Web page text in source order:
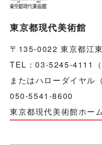
東京都現代美術館
〒135-0022 東京都江
TEL：03-5245-4111（
またはハローダイヤル
050-5541-8600
東京都現代美術館ホー